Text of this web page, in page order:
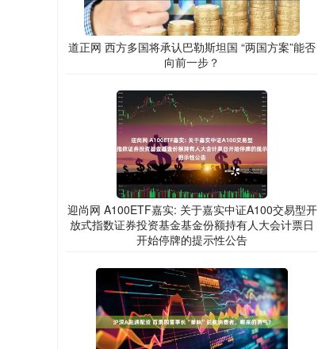
道正网 西方多国将承认巴勒斯坦国 “两国方案”能否
向前一步？
迎尚网 A100ETF嘉实: 关于嘉实中证A100交易型开
放式指数证券投资基金基金份额持有人大会计票日
开始停牌的提示性公告